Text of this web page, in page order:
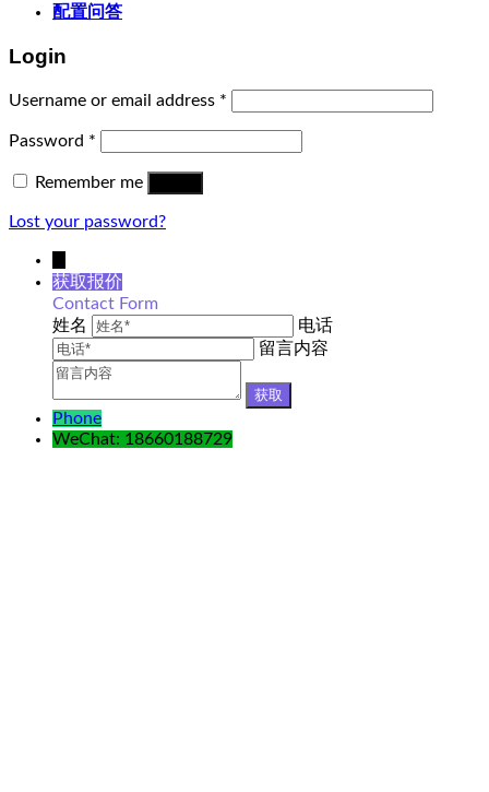
配置问答
Login
Username or email address *
Password *
Remember me
Lost your password?
获取报价
Contact Form
姓名
电话
留言内容
Phone
WeChat: 18660188729